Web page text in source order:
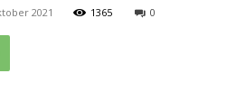
2021 1365 0